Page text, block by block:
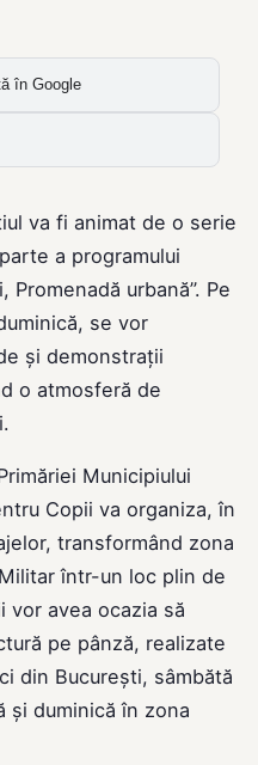
în Google
va fi animat de o serie
a programului
Promenadă urbană”. Pe
se vor
și demonstrații
o atmosferă de
Municipiului
Copii va organiza, în
transformând zona
într-un loc plin de
vor avea ocazia să
pe pânză, realizate
din Bucureşti, sâmbătă
și duminică în zona